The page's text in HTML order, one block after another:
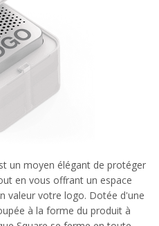
un moyen élégant de protéger
en vous offrant un espace
valeur votre logo. Dotée d'une
à la forme du produit à